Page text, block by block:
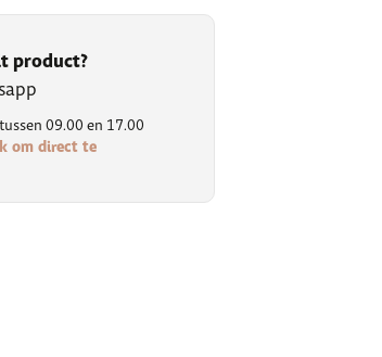
product?
09.00 en 17.00
om direct te